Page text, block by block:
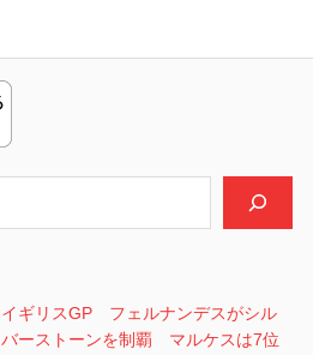
イギリスGP フェルナンデスがシル
バーストーンを制覇 マルケスは7位